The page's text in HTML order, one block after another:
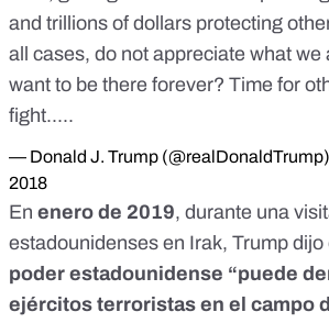
and trillions of dollars protecting
all cases, do not appreciate what we
want to be there forever? Time for
fight.....
— Donald J. Trump (@realDonaldTrump)
2018
En enero de 2019, durante una
estadounidenses en Irak, Trump dijo
poder estadounidense “puede
ejércitos terroristas en el campo